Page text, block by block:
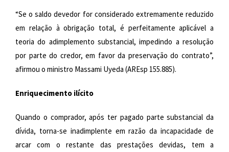
“Se o saldo devedor for considerado extremamente reduzido
em relação à obrigação total, é perfeitamente aplicável a
teoria do adimplemento substancial, impedindo a resolução
por parte do credor, em favor da preservação do contrato”,
afirmou o ministro Massami Uyeda (AREsp 155.885).
Enriquecimento ilícito
Quando o comprador, após ter pagado parte substancial da
dívida, torna-se inadimplente em razão da incapacidade de
arcar com o restante das prestações devidas, tem a